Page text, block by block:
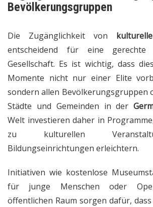
Bevölkerungsgruppen
Die Zugänglichkeit von
entscheidend für eine gerechte
Gesellschaft. Es ist wichtig, dass
Momente nicht nur einer Elite
sondern allen Bevölkerungsgruppen
Städte und Gemeinden in der
Welt investieren daher in
zu kulturellen
Bildungseinrichtungen erleichtern.
Initiativen wie kostenlose
für junge Menschen oder
öffentlichen Raum sorgen dafür,